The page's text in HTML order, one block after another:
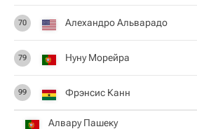
70 Алехандро Альварадо
79 Нуну Морейра
99 Фрэнсис Канн
Алвару Пашеку